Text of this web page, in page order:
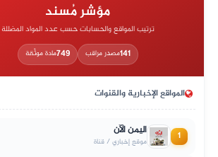
مؤشر مُسند
ترتيب المواقع والحسابات حسب عدد المواد المضللة
141مصدر مراقب 749مادة موثّقة
المواقع الإخبارية والقنوات
1 اليمن الآن
موقع إخباري / قناة